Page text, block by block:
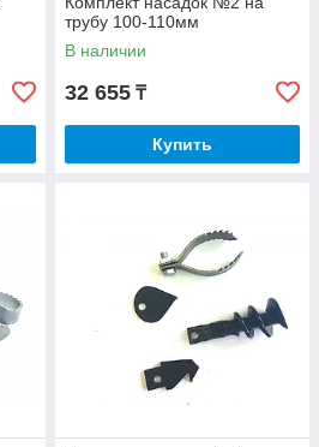
трубу 100-110мм
В наличии
32 655 ₸
Купить